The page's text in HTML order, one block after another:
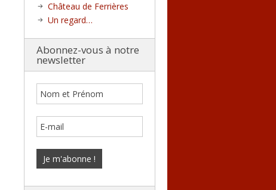
Château de Ferrières
Un regard…
Abonnez-vous à notre
newsletter